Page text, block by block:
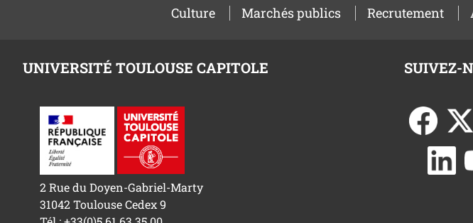
Culture Marchés publics Recrutement
UNIVERSITÉ TOULOUSE CAPITOLE
2 Rue du Doyen-Gabriel-Marty
31042 Toulouse Cedex 9
SUIVEZ-